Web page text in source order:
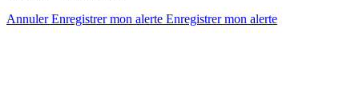
AnnulerEnregistrer mon alerte Enregistrermon alerte